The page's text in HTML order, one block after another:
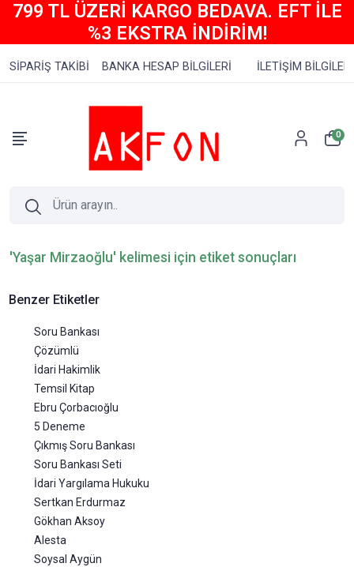
799 TL ÜZERİ KARGO BEDAVA. EFT İLE
%3 EKSTRA İNDİRİM!
SİPARİŞ TAKİBİ BANKA HESAP BİLGİLERİ İLETİŞİM BİLGİLERİ
0
'Yaşar Mirzaoğlu' kelimesi için etiket sonuçları
Benzer Etiketler
Soru Bankası
Çözümlü
İdari Hakimlik
Temsil Kitap
Ebru Çorbacıoğlu
5 Deneme
Çıkmış Soru Bankası
Soru Bankası Seti
İdari Yargılama Hukuku
Sertkan Erdurmaz
Gökhan Aksoy
Alesta
Soysal Aygün